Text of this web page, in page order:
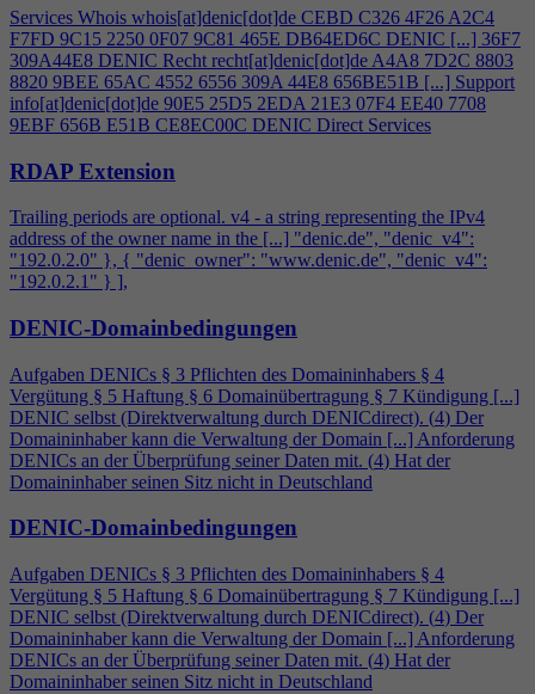
Services Whois whois[at]denic[dot]de CEBD C326 4F26 A2C4
F7FD 9C15 2250 0F07 9C81 465E DB64ED6C DENIC [...] 36F7
309A44E8 DENIC Recht recht[at]denic[dot]de A4A8 7D2C 8803
8820 9BEE 65AC 4552 6556 309A 44E8 656BE51B [...] Support
info[at]denic[dot]de 90E5 25D5 2EDA 21E3 07F4 EE40 7708
9EBF 656B E51B CE8EC00C DENIC Direct Services
RDAP Extension
Trailing periods are optional. v4 - a string representing the IPv4
address of the owner name in the [...] "denic.de", "denic_v4":
"192.0.2.0" }, { "denic_owner": "www.denic.de", "denic_v4":
"192.0.2.1" } ],
DENIC-Domainbedingungen
Aufgaben DENICs § 3 Pflichten des Domaininhabers § 4
Vergütung § 5 Haftung § 6 Domainübertragung § 7 Kündigung [...]
DENIC selbst (Direktverwaltung durch DENICdirect). (4) Der
Domaininhaber kann die Verwaltung der Domain [...] Anforderung
DENICs an der Überprüfung seiner Daten mit. (4) Hat der
Domaininhaber seinen Sitz nicht in Deutschland
DENIC-Domainbedingungen
Aufgaben DENICs § 3 Pflichten des Domaininhabers § 4
Vergütung § 5 Haftung § 6 Domainübertragung § 7 Kündigung [...]
DENIC selbst (Direktverwaltung durch DENICdirect). (4) Der
Domaininhaber kann die Verwaltung der Domain [...] Anforderung
DENICs an der Überprüfung seiner Daten mit. (4) Hat der
Domaininhaber seinen Sitz nicht in Deutschland